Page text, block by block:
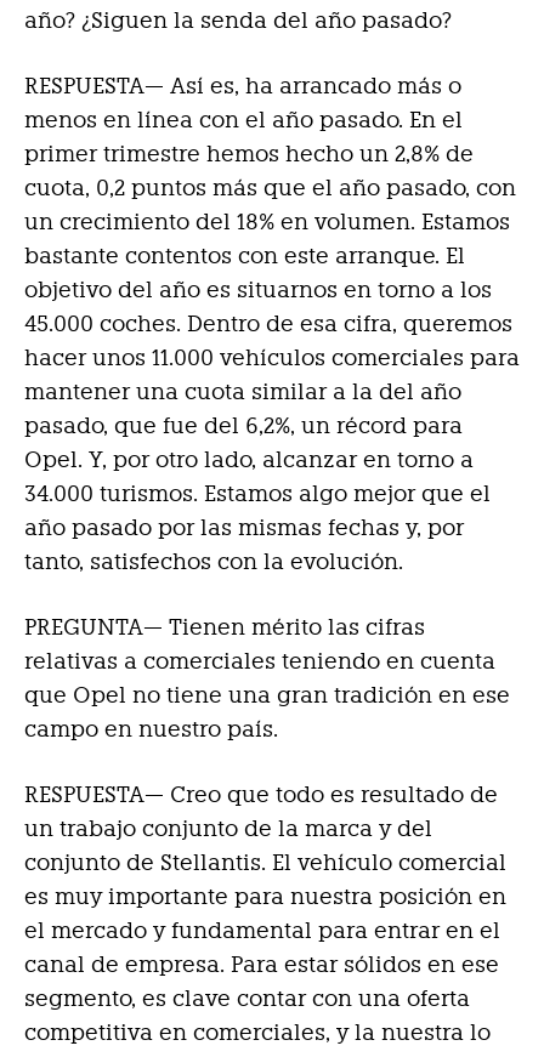
año? ¿Siguen la senda del año pasado?
RESPUESTA— Así es, ha arrancado más o
menos en línea con el año pasado. En el
primer trimestre hemos hecho un 2,8% de
cuota, 0,2 puntos más que el año pasado, con
un crecimiento del 18% en volumen. Estamos
bastante contentos con este arranque. El
objetivo del año es situarnos en torno a los
45.000 coches. Dentro de esa cifra, queremos
hacer unos 11.000 vehículos comerciales para
mantener una cuota similar a la del año
pasado, que fue del 6,2%, un récord para
Opel. Y, por otro lado, alcanzar en torno a
34.000 turismos. Estamos algo mejor que el
año pasado por las mismas fechas y, por
tanto, satisfechos con la evolución.
PREGUNTA— Tienen mérito las cifras
relativas a comerciales teniendo en cuenta
que Opel no tiene una gran tradición en ese
campo en nuestro país.
RESPUESTA— Creo que todo es resultado de
un trabajo conjunto de la marca y del
conjunto de Stellantis. El vehículo comercial
es muy importante para nuestra posición en
el mercado y fundamental para entrar en el
canal de empresa. Para estar sólidos en ese
segmento, es clave contar con una oferta
competitiva en comerciales, y la nuestra lo